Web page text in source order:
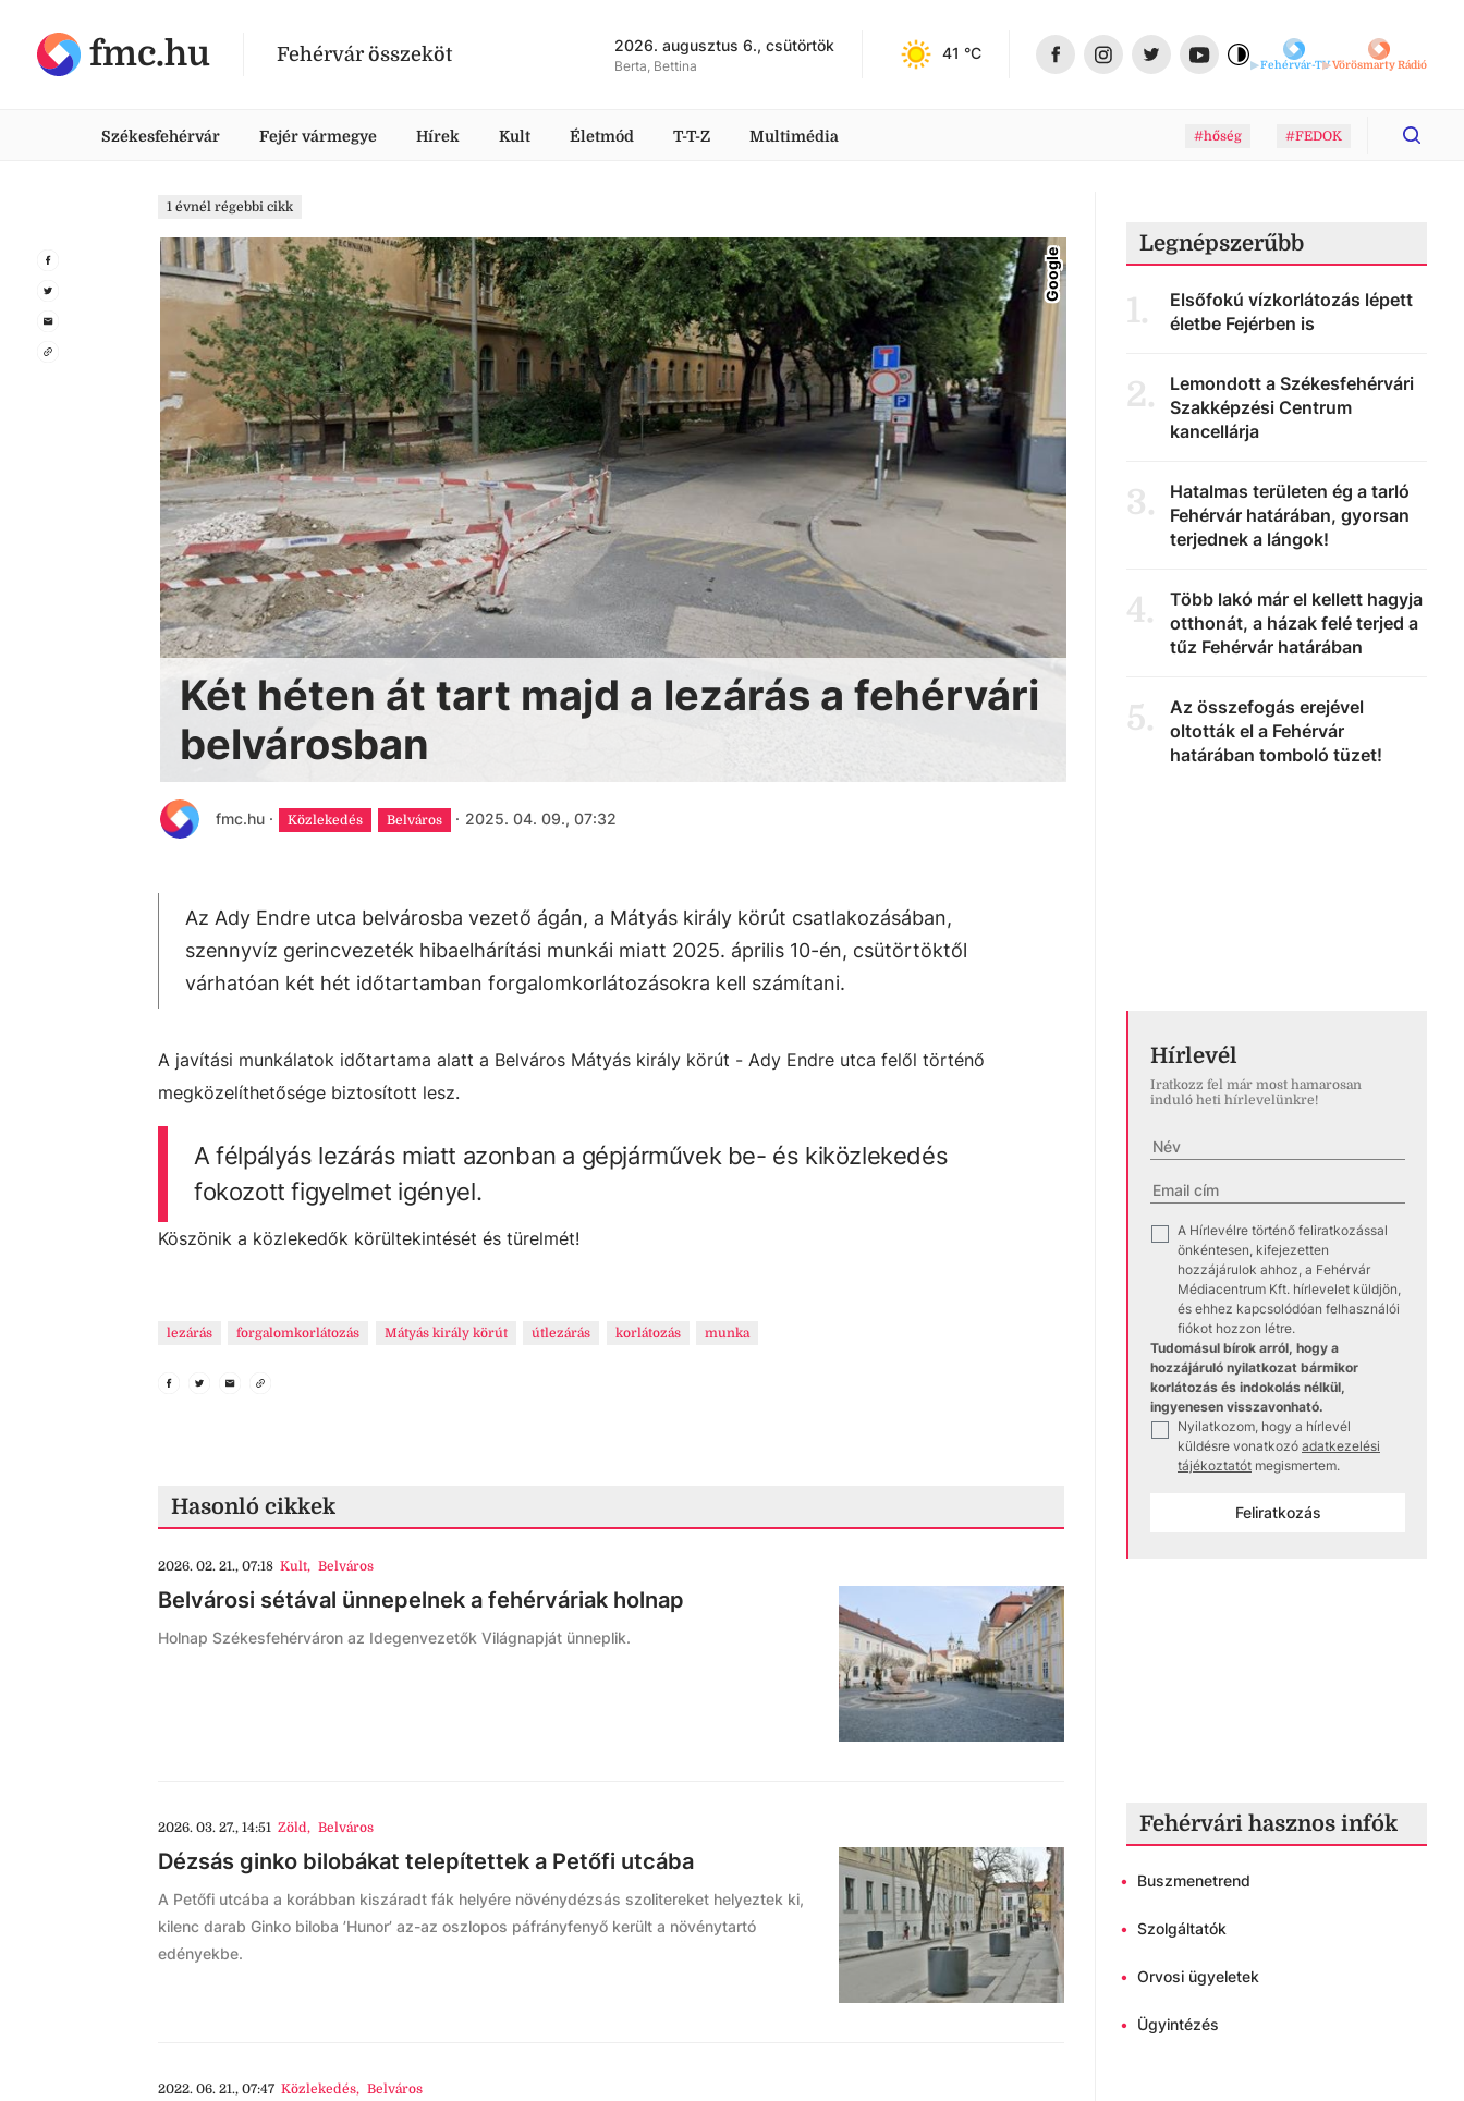
fmc.hu Fehérvár összeköt 2026. augusztus 6., csütörtök
Berta, Bettina
41 °C
Fehérvár-TVVörösmarty Rádió
Székesfehérvár Fejér vármegye Hírek Kult Életmód T-T-Z Multimédia #hőség #FEDOK
1 évnél régebbi cikk
Google
Két héten át tart majd a lezárás a fehérvári
belvárosban
fmc.hu · Közlekedés Belváros · 2025. 04. 09., 07:32
Az Ady Endre utca belvárosba vezető ágán, a Mátyás király körút csatlakozásában,
szennyvíz gerincvezeték hibaelhárítási munkái miatt 2025. április 10-én, csütörtöktől
várhatóan két hét időtartamban forgalomkorlátozásokra kell számítani.
A javítási munkálatok időtartama alatt a Belváros Mátyás király körút - Ady Endre utca felől történő
megközelíthetősége biztosított lesz.
A félpályás lezárás miatt azonban a gépjárművek be- és kiközlekedés
fokozott figyelmet igényel.
Köszönik a közlekedők körültekintését és türelmét!
lezárás forgalomkorlátozás Mátyás király körút útlezárás korlátozás munka
Hasonló cikkek
2026. 02. 21., 07:18 Kult, Belváros
Belvárosi sétával ünnepelnek a fehérváriak holnap
Holnap Székesfehérváron az Idegenvezetők Világnapját ünneplik.
2026. 03. 27., 14:51 Zöld, Belváros
Dézsás ginko bilobákat telepítettek a Petőfi utcába
A Petőfi utcába a korábban kiszáradt fák helyére növénydézsás szolitereket helyeztek ki,
kilenc darab Ginko biloba ’Hunor’ az-az oszlopos páfrányfenyő került a növénytartó
edényekbe.
2022. 06. 21., 07:47 Közlekedés, Belváros
Legnépszerűbb
1.
Elsőfokú vízkorlátozás lépett
életbe Fejérben is
2.
Lemondott a Székesfehérvári
Szakképzési Centrum
kancellárja
3.
Hatalmas területen ég a tarló
Fehérvár határában, gyorsan
terjednek a lángok!
4.
Több lakó már el kellett hagyja
otthonát, a házak felé terjed a
tűz Fehérvár határában
5.
Az összefogás erejével
oltották el a Fehérvár
határában tomboló tüzet!
Hírlevél
Iratkozz fel már most hamarosan
induló heti hírlevelünkre!
A Hírlevélre történő feliratkozással
önkéntesen, kifejezetten
hozzájárulok ahhoz, a Fehérvár
Médiacentrum Kft. hírlevelet küldjön,
és ehhez kapcsolódóan felhasználói
fiókot hozzon létre.
Tudomásul bírok arról, hogy a
hozzájáruló nyilatkozat bármikor
korlátozás és indokolás nélkül,
ingyenesen visszavonható.
Nyilatkozom, hogy a hírlevél
küldésre vonatkozó adatkezelési
tájékoztatót megismertem.
Feliratkozás
Fehérvári hasznos infók
• Buszmenetrend
• Szolgáltatók
• Orvosi ügyeletek
• Ügyintézés